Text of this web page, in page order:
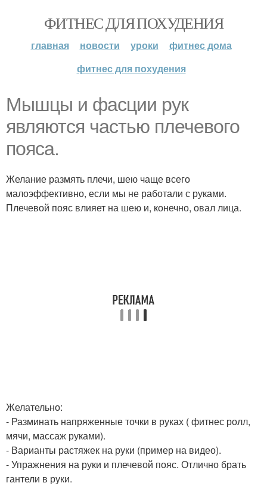
ФИТНЕС ДЛЯ ПОХУДЕНИЯ
главная новости уроки
фитнес дома
фитнес для похудения
Мышцы и фасции рук
являются частью плечевого
пояса.
Желание размять плечи, шею чаще всего
малоэффективно, если мы не работали с руками.
Плечевой пояс влияет на шею и, конечно, овал лица.
Желательно:
- Разминать напряженные точки в руках ( фитнес ролл,
мячи, массаж руками).
- Варианты растяжек на руки (пример на видео).
- Упражнения на руки и плечевой пояс. Отлично брать
гантели в руки.